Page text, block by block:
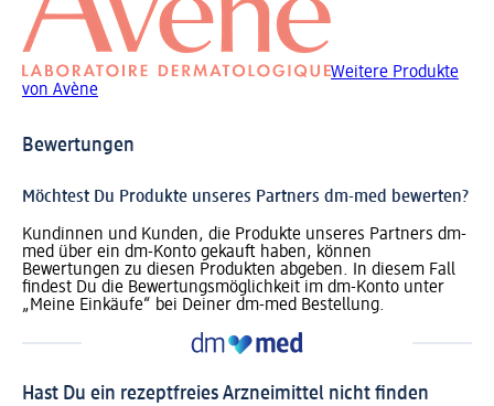
Weitere Produkte
von Avène
Bewertungen
Möchtest Du Produkte unseres Partners dm-med bewerten?
Kundinnen und Kunden, die Produkte unseres Partners dm-
med über ein dm-Konto gekauft haben, können
Bewertungen zu diesen Produkten abgeben. In diesem Fall
findest Du die Bewertungsmöglichkeit im dm-Konto unter
„Meine Einkäufe“ bei Deiner dm-med Bestellung.
Hast Du ein rezeptfreies Arzneimittel nicht finden